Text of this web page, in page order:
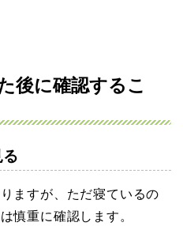
後に確認するこ
ますが、ただ寝ているの
慎重に確認します。